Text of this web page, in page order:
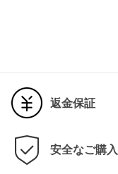
返金保証
安全なご購入